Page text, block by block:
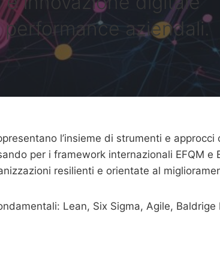
aziendali.
l’insieme di strumenti e
per i framework internazionali EFQM
resilienti e orientate al
Lean, Six Sigma, Agile,